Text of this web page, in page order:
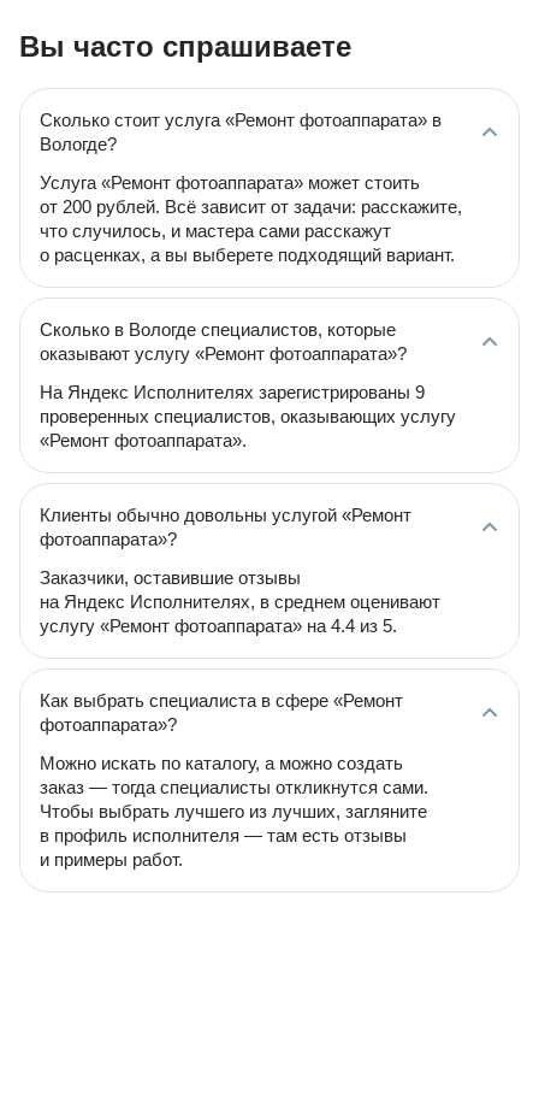
Вы часто спрашиваете
Сколько стоит услуга «Ремонт фотоаппарата» в
Вологде?
Услуга «Ремонт фотоаппарата» может стоить
от 200 рублей. Всё зависит от задачи: расскажите,
что случилось, и мастера сами расскажут
о расценках, а вы выберете подходящий вариант.
Сколько в Вологде специалистов, которые
оказывают услугу «Ремонт фотоаппарата»?
На Яндекс Исполнителях зарегистрированы 9
проверенных специалистов, оказывающих услугу
«Ремонт фотоаппарата».
Клиенты обычно довольны услугой «Ремонт
фотоаппарата»?
Заказчики, оставившие отзывы
на Яндекс Исполнителях, в среднем оценивают
услугу «Ремонт фотоаппарата» на 4.4 из 5.
Как выбрать специалиста в сфере «Ремонт
фотоаппарата»?
Можно искать по каталогу, а можно создать
заказ — тогда специалисты откликнутся сами.
Чтобы выбрать лучшего из лучших, загляните
в профиль исполнителя — там есть отзывы
и примеры работ.